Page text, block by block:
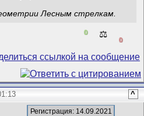
Лесным стрелкам.
0 ⚖️
0
^
Регистрация: 14.09.2021